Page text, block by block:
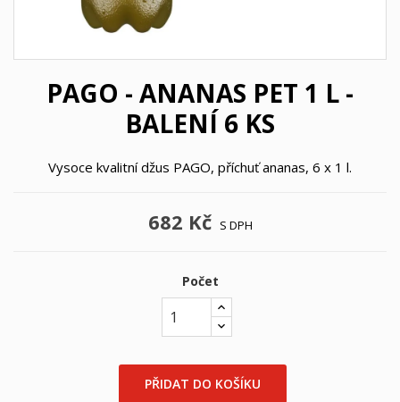
PAGO - ANANAS PET 1 L -
BALENÍ 6 KS
Vysoce kvalitní džus PAGO, příchuť ananas, 6 x 1 l.
682 Kč S DPH
Počet
PŘIDAT DO KOŠÍKU
Vytvořit seznam přání
Přihlásit se